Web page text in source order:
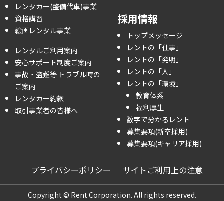
レンタカー(整備代車)事業
資格講習
絵画レンタル事業
レンタルご利用案内
安心サポート制度ご案内
事故・盗難等 トラブル時の
ご案内
レンタカー約款
取引事業者の皆様へ
採用情報
トップメッセージ
レントの「仕事」
レントの「発明」
レントの「人」
レントの「環境」
教育体系
福利厚生
数字で分かるレント
募集要項(新卒採用)
募集要項(キャリア採用)
プライバシーポリシー サイトご利用上の注意
Copyright © Rent Corporation. All rights reserved.